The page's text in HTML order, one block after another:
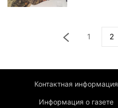
1 2
Контактная информация
Информация о газете